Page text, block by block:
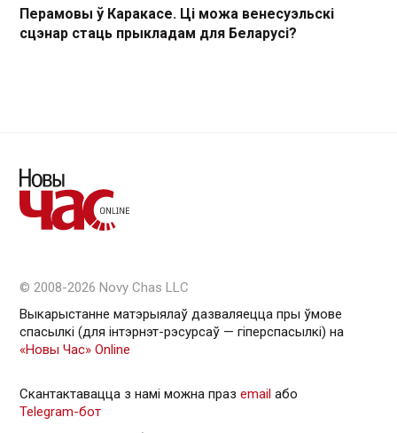
Перамовы ў Каракасе. Ці можа венесуэльскі
сцэнар стаць прыкладам для Беларусі?
© 2008-2026 Novy Chas LLC
Выкарыстанне матэрыялаў дазваляецца пры ўмове
спасылкі (для інтэрнэт-рэсурсаў — гiперспасылкi) на
«Новы Час» Online
Скантактавацца з намі можна праз email або
Telegram-бот